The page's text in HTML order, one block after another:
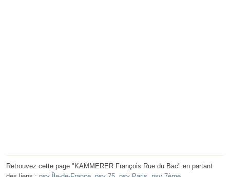
Retrouvez cette page "KAMMERER François Rue du Bac" en partant